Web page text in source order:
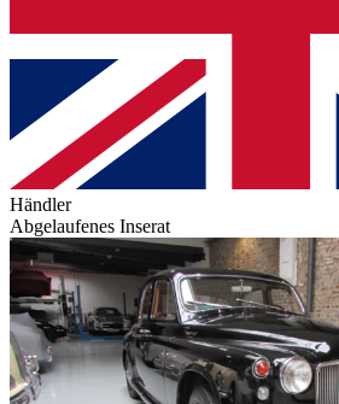
Händler
Abgelaufenes Inserat